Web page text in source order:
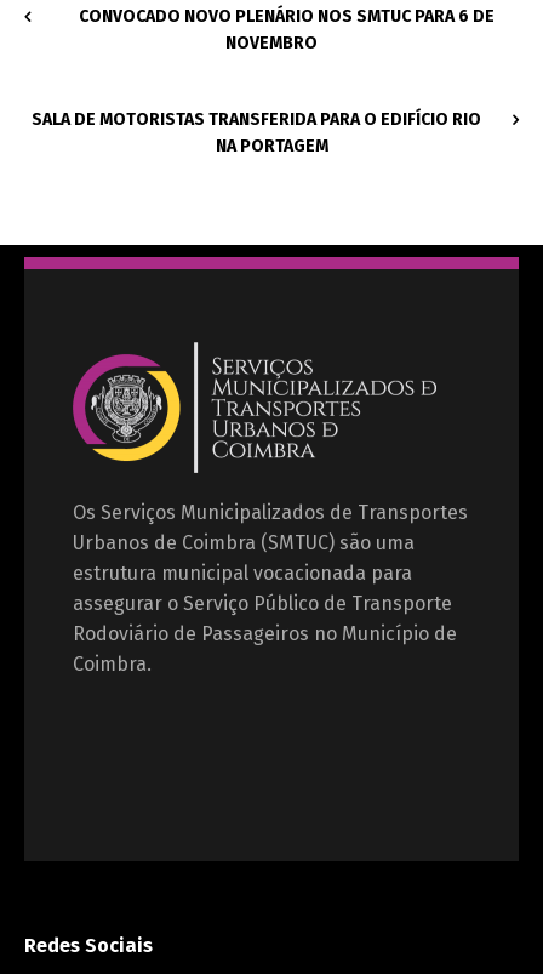
CONVOCADO NOVO PLENÁRIO NOS SMTUC PARA 6 DE
NOVEMBRO
SALA DE MOTORISTAS TRANSFERIDA PARA O EDIFÍCIO RIO
NA PORTAGEM
Os Serviços Municipalizados de Transportes
Urbanos de Coimbra (SMTUC) são uma
estrutura municipal vocacionada para
assegurar o Serviço Público de Transporte
Rodoviário de Passageiros no Município de
Coimbra.
Redes Sociais